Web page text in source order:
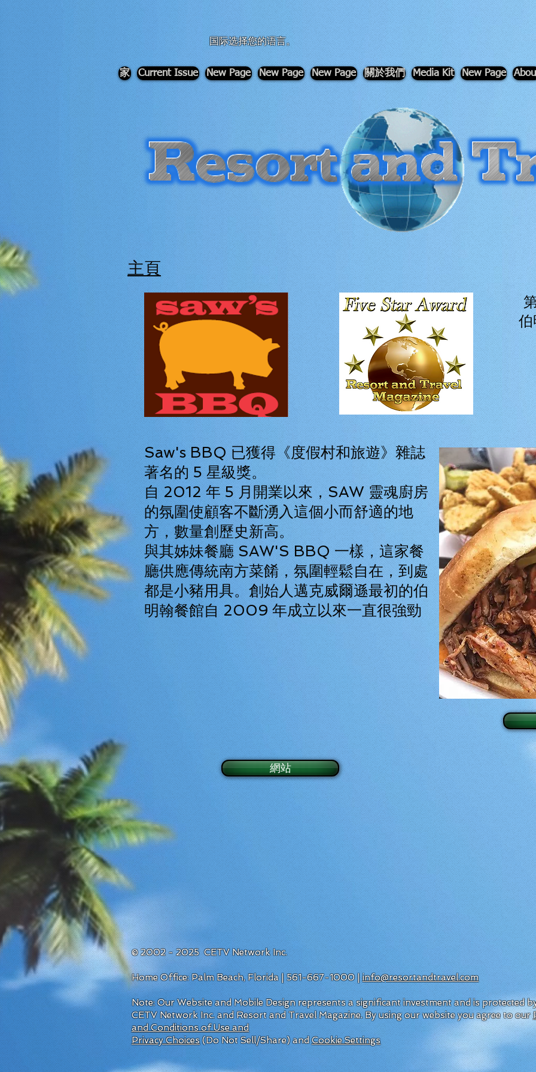
div id="myCodeElement"> div id="myCodeElement">
国际选择您的语言。
家 Current Issue New Page New Page New Page 關於我們 Media Kit New Page
-
主頁
Saw's BBQ 已獲得《度假村和旅遊》雜誌
著名的 5 星級獎。
自 2012 年 5 月開業以來，SAW 靈魂廚房
的氛圍使顧客不斷湧入這個小而舒適的地
方，數量創歷史新高。
與其姊妹餐廳 SAW'S BBQ 一樣，這家餐
廳供應傳統南方菜餚，氛圍輕鬆自在，到處
都是小豬用具。創始人邁克威爾遜最初的伯
明翰餐館自 2009 年成立以來一直很強勁
網站
© 2002 - 2025 CETV Network Inc.
Home Office: Palm Beach, Florida | 561-667-1000 |info@resortandtravel.com
Note: Our Website and Mobile Design represents a significant investment and is protected
CETV Network Inc. and Resort and Travel Magazine.By using our website you agree to our
and Conditions of Use and
Privacy Choices(Do Not Sell/Share) andCookie Settings